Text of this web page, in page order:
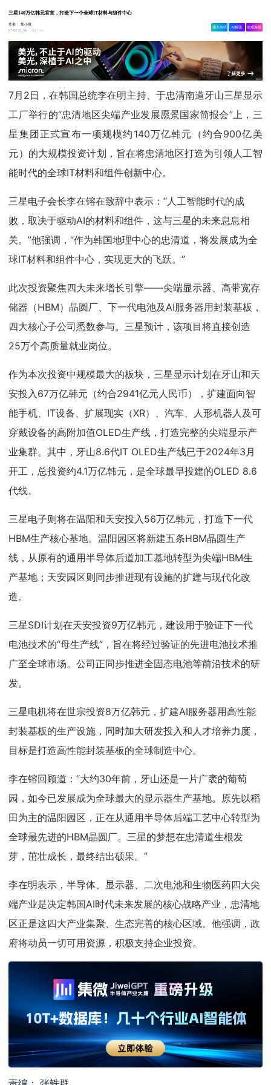
三星140万亿韩元官宣，打造下一个全球IT材料与组件中心
作者：集小微
07-02 21:56
17.4w
相关舆情 AI解读 生成海报
7月2日，在韩国总统李在明主持、于忠清南道牙山三星显示
工厂举行的“忠清地区尖端产业发展愿景国家简报会”上，三
星集团正式宣布一项规模约140万亿韩元（约合900亿美
元）的大规模投资计划，旨在将忠清地区打造为引领人工智
能时代的全球IT材料和组件创新中心。
三星电子会长李在镕在致辞中表示：“人工智能时代的成
败，取决于驱动AI的材料和组件，这与三星的未来息息相
关。”他强调，“作为韩国地理中心的忠清道，将发展成为全
球IT材料和组件中心，实现更大的飞跃。”
此次投资聚焦四大未来增长引擎——尖端显示器、高带宽存
储器（HBM）晶圆厂、下一代电池及AI服务器用封装基板，
四大核心子公司悉数参与。三星预计，该项目将直接创造
25万个高质量就业岗位。
作为本次投资中规模最大的板块，三星显示计划在牙山和天
安投入67万亿韩元（约合2941亿元人民币），扩建面向智
能手机、IT设备、扩展现实（XR）、汽车、人形机器人及可
穿戴设备的高附加值OLED生产线，打造完整的尖端显示产
业集群。其中，牙山8.6代IT OLED生产线已于2024年3月
开工，总投资约4.1万亿韩元，是全球最早投建的OLED 8.6
代线。
三星电子则将在温阳和天安投入56万亿韩元，打造下一代
HBM生产核心基地。温阳园区将新建五条HBM晶圆生产
线，从原有的通用半导体后道加工基地转型为尖端HBM生
产基地；天安园区则同步推进现有设施的扩建与现代化改
造。
三星SDI计划在天安投资9万亿韩元，建设用于验证下一代
电池技术的“母生产线”，旨在将经过验证的先进电池技术推
广至全球市场。公司正同步推进全固态电池等前沿技术的研
发。
三星电机将在世宗投资8万亿韩元，扩建AI服务器用高性能
封装基板的生产设施，同时加大研发投入和人才培养力度，
目标是打造高性能封装基板的全球制造中心。
李在镕回顾道：“大约30年前，牙山还是一片广袤的葡萄
园，如今已发展成为全球最大的显示器生产基地。原先以稻
田为主的温阳园区，正在从通用半导体后端工艺中心转型为
全球最先进的HBM晶圆厂。三星的梦想在忠清道生根发
芽，茁壮成长，最终结出硕果。”
李在明表示，半导体、显示器、二次电池和生物医药四大尖
端产业是决定韩国AI时代未来发展的核心战略产业，忠清地
区正是这四大产业集聚、生态完善的核心区域。他强调，政
府将动员一切可用资源，积极支持企业投资。